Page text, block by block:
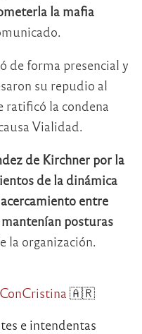
la mafia
de forma presencial y
su repudio al
ratificó la condena
Vialidad.
de Kirchner por la
de la dinámica
entre
mantenían posturas
la organización.
🇦🇷
e intendentas